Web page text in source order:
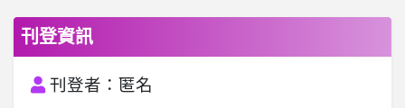
刊登資訊
刊登者：匿名